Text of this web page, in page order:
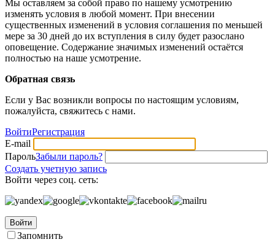
Мы оставляем за собой право по нашему усмотрению
изменять условия в любой момент. При внесении
существенных изменений в условия соглашения по меньшей
мере за 30 дней до их вступления в силу будет разослано
оповещение. Содержание значимых изменений остаётся
полностью на наше усмотрение.
Обратная связь
Если у Вас возникли вопросы по настоящим условиям,
пожалуйста, свяжитесь с нами.
ВойтиРегистрация
E-mail
ПарольЗабыли пароль?
Создать учетную запись
Войти через соц. сеть:
Войти
Запомнить